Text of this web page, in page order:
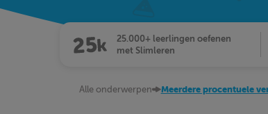
25.000+ leerlingen oefenen
met Slimleren
Alle onderwerpen Meerdere procentuele